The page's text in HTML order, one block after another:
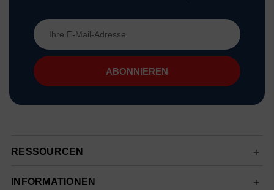
E-
Mail-
Adresse
RESSOURCEN
INFORMATIONEN